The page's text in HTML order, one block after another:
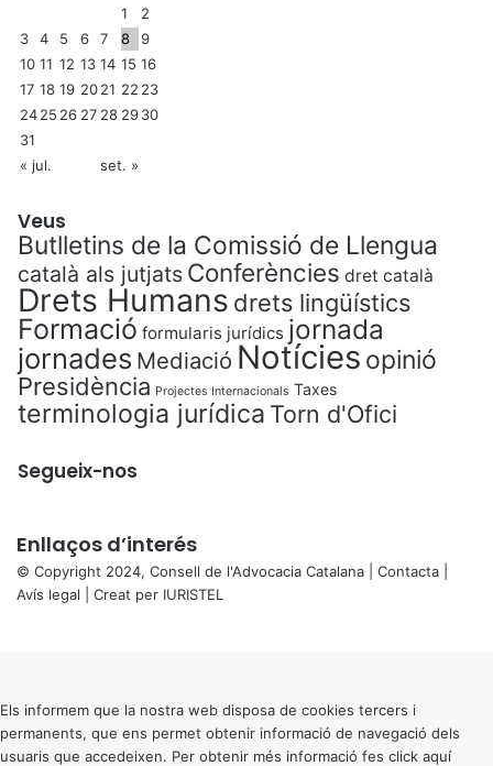
1
2
3
4 5 6 7 8
9
10 11 12 13 14 15 16
17 18 19 2021 22 23
2425 26 27 28 2930
31
« jul.
set. »
Veus
Butlletins de la Comissió de Llengua
català als jutjats Conferències dret català
Drets Humans drets lingüístics
Formació formularis jurídics jornada
jornades Mediació Notícies opinió
Presidència Projectes Internacionals Taxes
terminologia jurídica Torn d'Ofici
Segueix-nos
Enllaços d’interés
© Copyright 2024, Consell de l'Advocacia Catalana | Contacta
Avís legal | Creat per IURISTEL
button
Els informem que la nostra web disposa de cookies tercers i
permanents, que ens permet obtenir informació de navegació dels
usuaris que accedeixen. Per obtenir més informació fes click aquí